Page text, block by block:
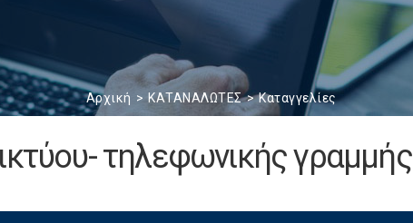
Αρχική ΚΑΤΑΝΑΛΩΤΕΣ Καταγγελίες
τηλεφωνικής γραμμής